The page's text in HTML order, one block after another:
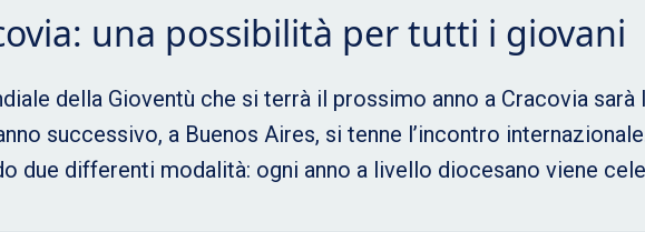
una possibilità per tutti i giovani
della Gioventù che si terrà il prossimo anno a Cracovia
successivo, a Buenos Aires, si tenne l’incontro
due differenti modalità: ogni anno a livello diocesano viene